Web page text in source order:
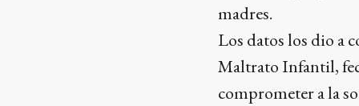
madres.
Los datos los dio a
Maltrato Infantil,
comprometer a la